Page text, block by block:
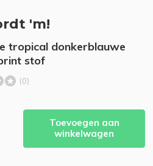
'm!
tropical donkerblauwe
stof
(0)
Toevoegen aan
winkelwagen